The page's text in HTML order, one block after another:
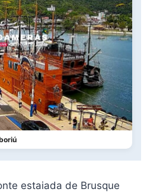
estaiada de Brusque